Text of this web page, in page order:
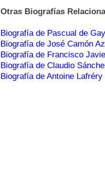
Otras Biografías
Biografía de Pascual de
Biografía de José Camón
Biografía de Francisco
Biografía de Claudio
Biografía de Antoine